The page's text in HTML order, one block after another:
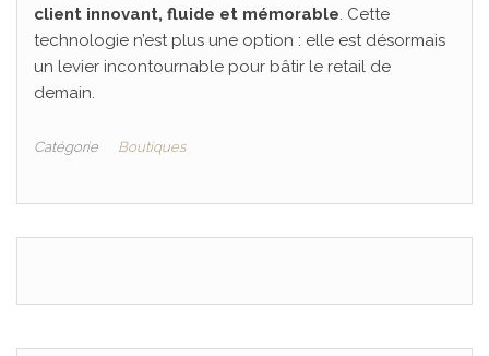
client innovant, fluide et mémorable. Cette
technologie n’est plus une option : elle est désormais
un levier incontournable pour bâtir le retail de
demain.
Catégorie Boutiques